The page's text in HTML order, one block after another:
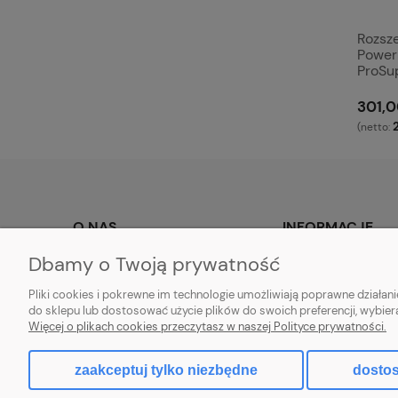
(netto:
O NAS
O firmie
Blog
Partnerstwo DELL
INFORMACJE
Konfiguracje
standardy jakości
Ustawienia plików
Dbamy o Twoją prywatność
Pliki cookies i pokrewne im technologie umożliwiają poprawne
do sklepu lub dostosować użycie plików do swoich preferencji,
Więcej o plikach cookies przeczytasz w naszej Polityce prywatności.
zaakceptuj tylko niezbędne